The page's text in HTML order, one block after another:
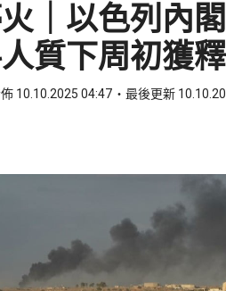
｜以色列內
質下周初獲釋
10.10.2025 04:47 最後更新